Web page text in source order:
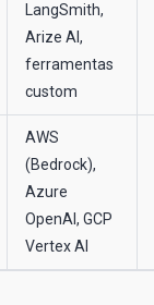
LangSmith,
Arize AI,
ferramentas
custom
AWS
(Bedrock),
Azure
OpenAI, GCP
Vertex AI